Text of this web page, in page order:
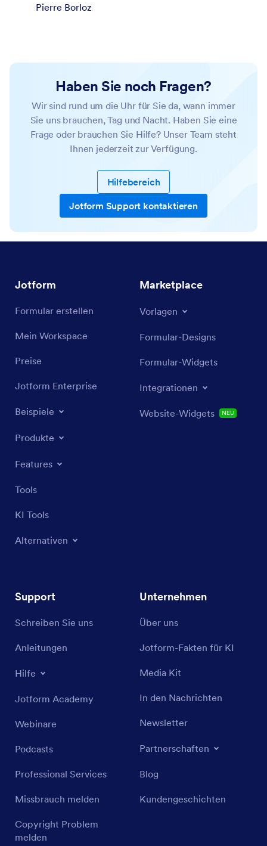
Pierre Borloz
Haben Sie noch Fragen?
Wir sind rund um die Uhr für Sie da, wann immer
Sie uns brauchen, Tag und Nacht. Haben Sie eine
Frage oder brauchen Sie Hilfe? Unser Team steht
Ihnen jederzeit zur Verfügung.
Hilfebereich
Jotform Support kontaktieren
Jotform
Formular erstellen
Mein Workspace
Preise
Jotform Enterprise
Beispiele
Produkte
Features
Tools
KI Tools
Alternativen
Marketplace
Vorlagen
Formular-Designs
Formular-Widgets
Integrationen
Website-Widgets NEU
Support
Schreiben Sie uns
Anleitungen
Hilfe
Jotform Academy
Webinare
Podcasts
Professional Services
Missbrauch melden
Copyright Problem
melden
Unternehmen
Über uns
Jotform-Fakten für KI
Media Kit
In den Nachrichten
Newsletter
Partnerschaften
Blog
Kundengeschichten